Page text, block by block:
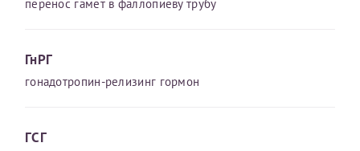
перенос гамет в фаллопиеву трубу
ГнРГ
гонадотропин-релизинг гормон
ГСГ